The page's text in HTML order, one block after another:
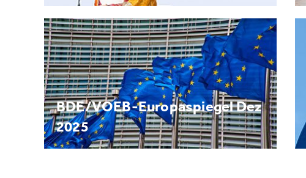
BDE/VOEB-Europaspiegel Dez
2025